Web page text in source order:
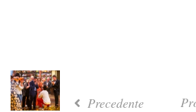
Precedente